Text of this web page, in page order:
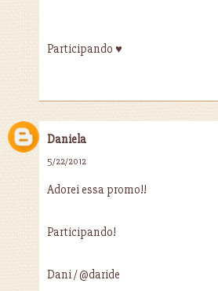
Participando ♥
Daniela
5/22/2012
Adorei essa promo!!
Participando!
Dani / @daride